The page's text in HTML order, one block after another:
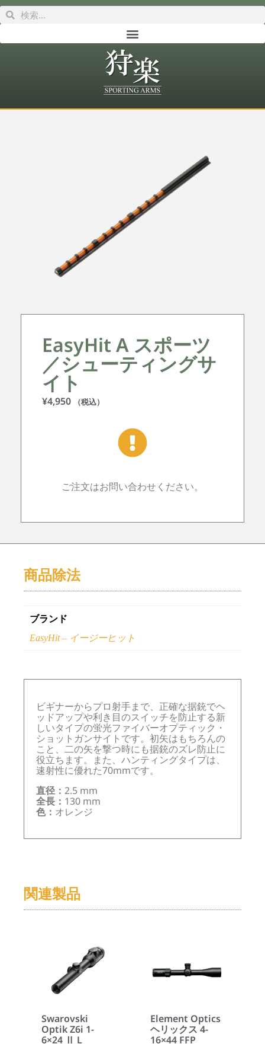
EasyHit A スポーツ
／シューティングサ
イト
¥4,950 （税込）
ご注文はお問い合わせください。
商品除法
ブランド
EasyHit – イージーヒット
ビギナーからプロ射手まで、正確な据銃でヘ
ッドアップや利き目のスイッチを防止する新
しいタイプの蛍光ファイバーオプティック・
ショットガンサイトです。初矢はもちろんの
こと、二の矢を撃つ時にも据銃のズレ防止に
役立ちます。また、ハンティングタイプは、
速射性に優れた70mmです。
直径： 2.5 mm
全長： 130 mm
色： オレンジ
関連製品
Swarovski
Optik Z6i 1-
6×24 Ⅱ L
Element Optics
ヘリックス 4-
16×44 FFP